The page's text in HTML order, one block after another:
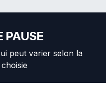
PAUSE
peut varier selon la